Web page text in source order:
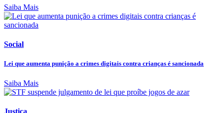
Saiba Mais
Social
Lei que aumenta punição a crimes digitais contra crianças é sancionada
Saiba Mais
Justiça